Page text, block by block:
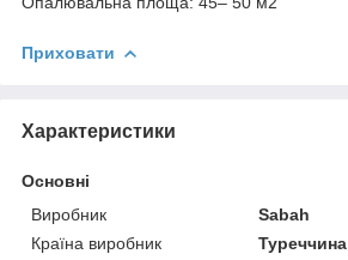
Приховати
Характеристики
Основні
Виробник
Sabah
Країна виробник
Туреччина